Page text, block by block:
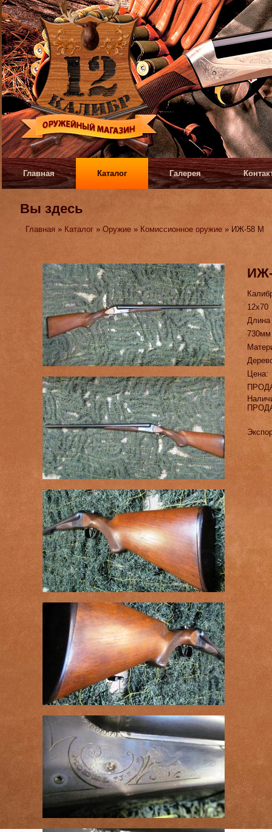
Главная Каталог Галерея
Вы здесь
Главная » Каталог »Оружие » Комиссионное оружие » ИЖ-58 М
12х70
730мм
Цена: